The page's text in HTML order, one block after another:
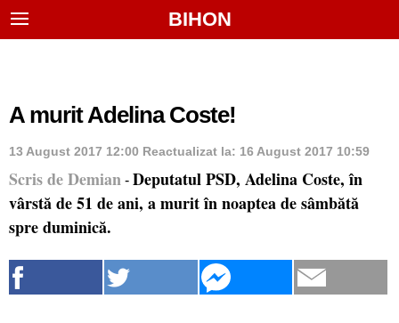
BIHON
A murit Adelina Coste!
13 August 2017 12:00 Reactualizat la: 16 August 2017 10:59
Scris de Demian - Deputatul PSD, Adelina Coste, în
vârstă de 51 de ani, a murit în noaptea de sâmbătă
spre duminică.